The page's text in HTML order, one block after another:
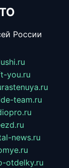
России
you.ru
rastenuya.ru
team.ru
news.ru
otdelky.ru